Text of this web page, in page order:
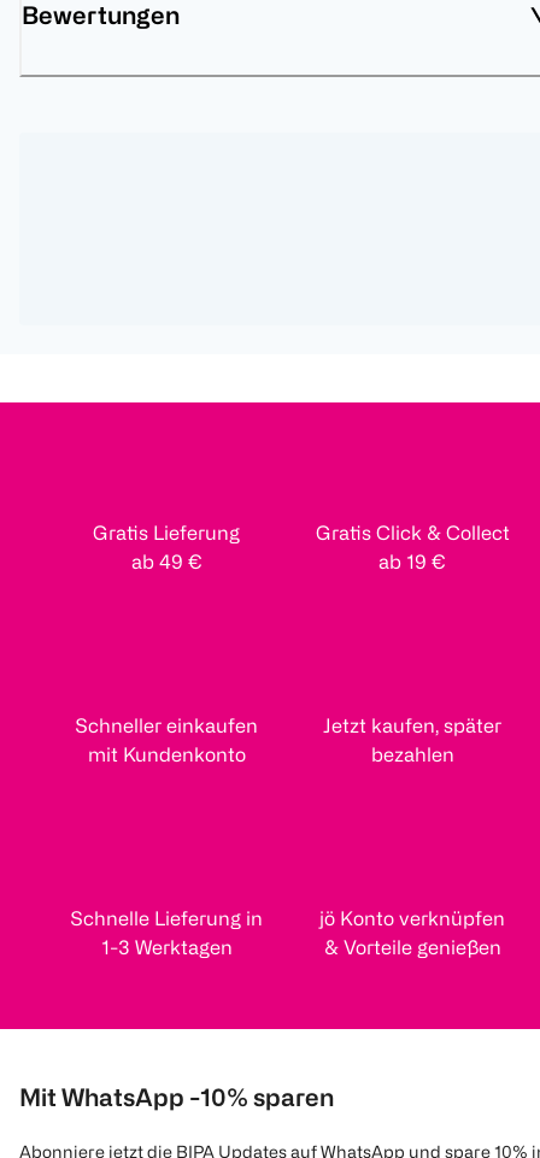
Bewertungen
Gratis Lieferung
ab 49 €
Gratis Click & Collect
ab 19 €
Schneller einkaufen
mit Kundenkonto
Jetzt kaufen, später
bezahlen
Schnelle Lieferung in
1-3 Werktagen
jö Konto verknüpfen
& Vorteile genießen
Mit WhatsApp -10% sparen
Abonniere jetzt die BIPA Updates auf WhatsApp und spare 10%